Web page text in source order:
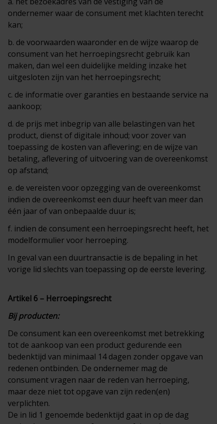
ondernemer waar de consument met klachten terecht
kan;
b. de voorwaarden waaronder en de wijze waarop de
consument van het herroepingsrecht gebruik kan
maken, dan wel een duidelijke melding inzake het
uitgesloten zijn van het herroepingsrecht;
c. de informatie over garanties en bestaande service na
aankoop;
d. de prijs met inbegrip van alle belastingen van het
product, dienst of digitale inhoud; voor zover van
toepassing de kosten van aflevering; en de wijze van
betaling, aflevering of uitvoering van de overeenkomst
op afstand;
e. de vereisten voor opzegging van de overeenkomst
indien de overeenkomst een duur heeft van meer dan
één jaar of van onbepaalde duur is;
f. indien de consument een herroepingsrecht heeft, het
modelformulier voor herroeping.
In geval van een duurtransactie is de bepaling in het
vorige lid slechts van toepassing op de eerste levering.
Artikel 6 – Herroepingsrecht
Bij producten:
De consument kan een overeenkomst met betrekking
tot de aankoop van een product gedurende een
bedenktijd van minimaal 14 dagen zonder opgave van
redenen ontbinden. De ondernemer mag de
consument vragen naar de reden van herroeping,
maar deze niet tot opgave van zijn reden(en)
verplichten.
De in lid 1 genoemde bedenktijd gaat in op de dag